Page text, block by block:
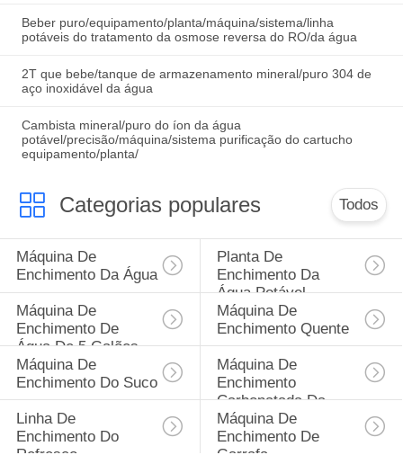
Beber puro/equipamento/planta/máquina/sistema/linha
potáveis do tratamento da osmose reversa do RO/da água
2T que bebe/tanque de armazenamento mineral/puro 304 de
aço inoxidável da água
Cambista mineral/puro do íon da água
potável/precisão/máquina/sistema purificação do cartucho
equipamento/planta/
Categorias populares Todos
Máquina De
Enchimento Da Água
Planta De
Enchimento Da
Água Potável
Máquina De
Enchimento De
Água De 5 Galões
Máquina De
Enchimento Quente
Máquina De
Enchimento Do Suco
Máquina De
Enchimento
Carbonatada Da
Bebida
Linha De
Enchimento Do
Refresco
Máquina De
Enchimento De
Garrafa